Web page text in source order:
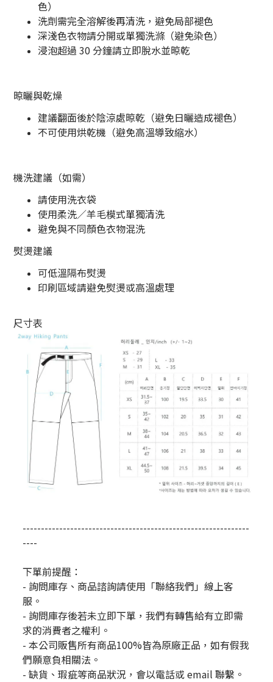
色）
洗劑需完全溶解後再清洗，避免局部褪色
深淺色衣物請分開或單獨洗滌（避免染色）
浸泡超過 30 分鐘請立即脫水並晾乾
晾曬與乾燥
建議翻面後於陰涼處晾乾（避免日曬造成褪色）
不可使用烘乾機（避免高溫導致縮水）
機洗建議（如需）
請使用洗衣袋
使用柔洗／羊毛模式單獨清洗
避免與不同顏色衣物混洗
熨燙建議
可低溫隔布熨燙
印刷區域請避免熨燙或高溫處理
尺寸表
--------------------------------------------------------------
----
下單前提醒：
- 詢問庫存、商品諮詢請使用「聯絡我們」線上客
服。
- 詢問庫存後若未立即下單，我們有轉售給有立即需
求的消費者之權利。
- 本公司販售所有商品100%皆為原廠正品，如有假我
們願意負相關法。
- 缺貨、瑕疵等商品狀況，會以電話或 email 聯繫。